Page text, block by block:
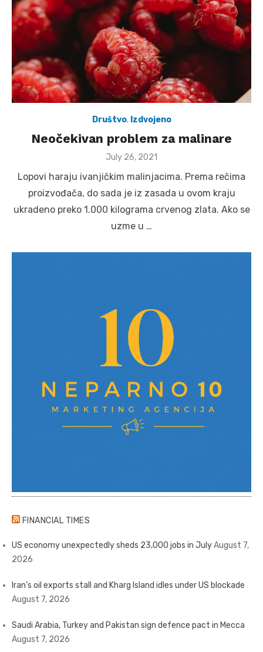
Društvo, Izdvojeno
Neočekivan problem za malinare
Posted
July 26, 2021
Lopovi haraju ivanjičkim malinjacima. Prema rečima
proizvođača, do sada je iz zasada u ovom kraju
ukradeno preko 1.000 kilograma crvenog zlata. Ako se
uzme u …
FINANCIAL TIMES
US economy unexpectedly sheds 23,000 jobs in JulyAugust 7,
2026
Iran’s oil exports stall and Kharg Island idles under US blockade
August 7, 2026
Saudi Arabia, Turkey and Pakistan sign defence pact in Mecca
August 7, 2026